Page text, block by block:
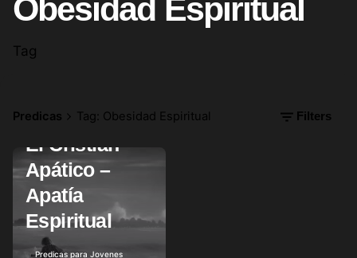
Obesidad Espiritual
Tag
Predicas Tag: Obesidad Espiritual Filters
Posted by
mayo 3, 2017 9 min read
El Cristian
Apático –
Apatía
Espiritual
Predicas para Jovenes